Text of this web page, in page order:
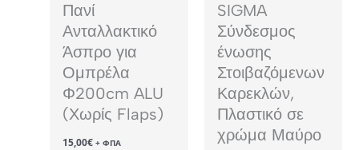
Πανί
Ανταλλακτικό
Άσπρο για
Ομπρέλα
Φ200cm ALU
(Χωρίς Flaps)
15,00€ + ΦΠΑ
SIGMA
Σύνδεσμος
ένωσης
Στοιβαζόμενων
Καρεκλών,
Πλαστικό σε
χρώμα Μαύρο